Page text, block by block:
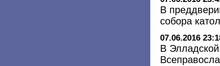
В
собора
07.06.2016
В